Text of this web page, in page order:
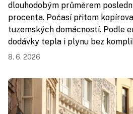
dlouhodobým průměrem
procenta. Počasí přitom
tuzemských domácností. Podle
dodávky tepla i plynu bez
8. 6. 2026